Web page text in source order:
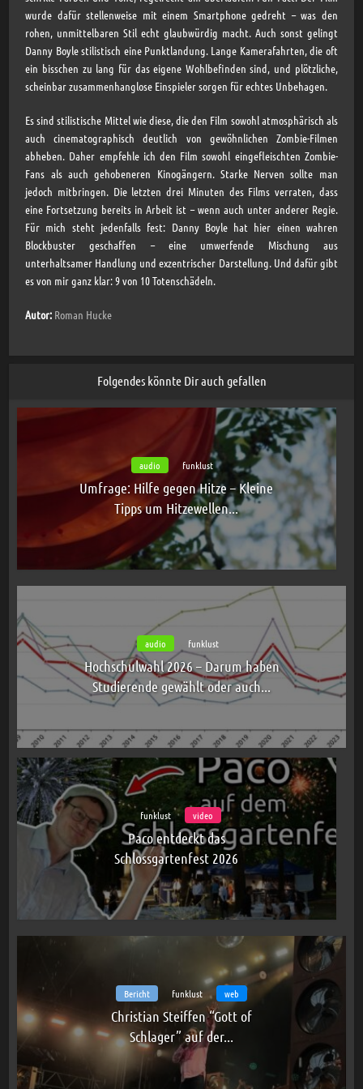
wurde dafür stellenweise mit einem Smartphone gedreht – was den
rohen, unmittelbaren Stil echt glaubwürdig macht. Auch sonst gelingt
Danny Boyle stilistisch eine Punktlandung. Lange Kamerafahrten, die oft
ein bisschen zu lang für das eigene Wohlbefinden sind, und plötzliche,
scheinbar zusammenhanglose Einspieler sorgen für echtes Unbehagen.
Es sind stilistische Mittel wie diese, die den Film sowohl atmosphärisch als
auch cinematographisch deutlich von gewöhnlichen Zombie-Filmen
abheben. Daher empfehle ich den Film sowohl eingefleischten Zombie-
Fans als auch gehobeneren Kinogängern. Starke Nerven sollte man
jedoch mitbringen. Die letzten drei Minuten des Films verraten, dass
eine Fortsetzung bereits in Arbeit ist – wenn auch unter anderer Regie.
Für mich steht jedenfalls fest: Danny Boyle hat hier einen wahren
Blockbuster geschaffen – eine umwerfende Mischung aus
unterhaltsamer Handlung und exzentrischer Darstellung. Und dafür gibt
es von mir ganz klar: 9 von 10 Totenschädeln.
Autor: Roman Hucke
Folgendes könnte Dir auch gefallen
audio funklust
Umfrage: Hilfe gegen Hitze – Kleine
Tipps um Hitzewellen...
audio funklust
Hochschulwahl 2026 – Darum haben
Studierende gewählt oder auch...
funklust video
Paco entdeckt das
Schlossgartenfest 2026
Bericht funklust web
Christian Steiffen “Gott of
Schlager” auf der...